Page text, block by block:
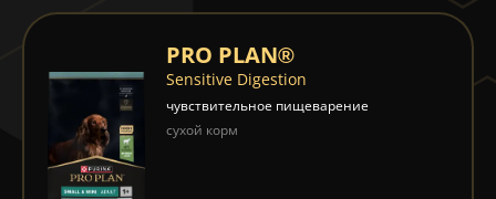
PRO PLAN®
Sensitive Digestion
чувствительное пищеварение
сухой корм